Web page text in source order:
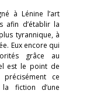
à Lénine l’art
afin d’établir la
tyrannique, à
Eux encore qui
grâce au
est le point de
ce
fiction d’une